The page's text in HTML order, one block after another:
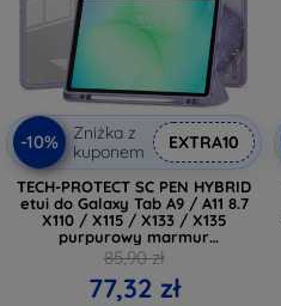
-10%
Zniżka z
kuponem
EXTRA10
TECH-PROTECT SC PEN HYBRID
etui do Galaxy Tab A9 / A11 8.7
X110 / X115 / X133 / X135
purpurowy marmur
(5906302334995)
85,90 zł
77,32 zł